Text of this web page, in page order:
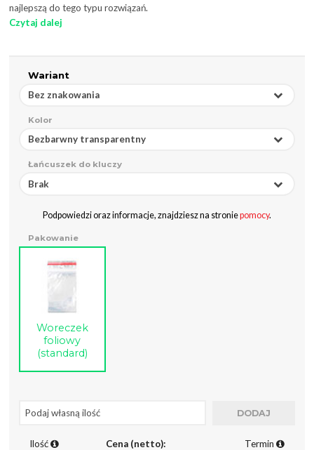
najlepszą do tego typu rozwiązań.
Czytaj dalej
Wariant
Bez znakowania
Kolor
Bezbarwny transparentny
Łańcuszek do kluczy
Brak
Podpowiedzi oraz informacje, znajdziesz na stroniepomocy.
Pakowanie
Woreczek
foliowy
(standard)
Ilość Cena (netto): Termin